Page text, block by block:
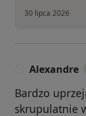
30 lipca 2026
Alexandre
Bardzo
skrupulatnie